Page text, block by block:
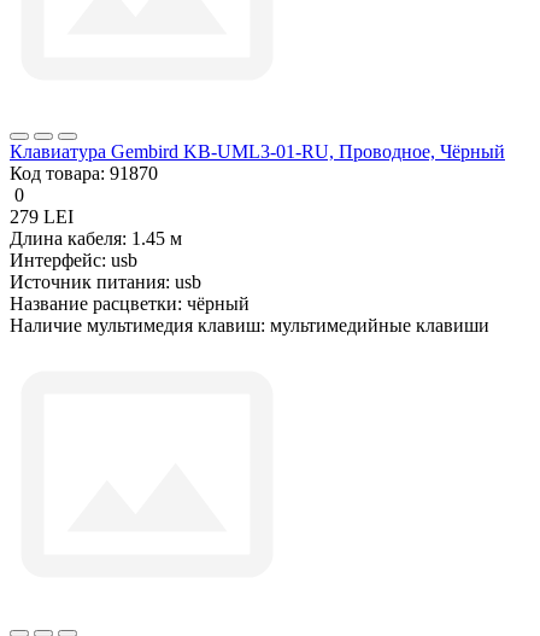
Клавиатура Gembird KB-UML3-01-RU, Проводное, Чёрный
Код товара: 91870
0
279 LEI
Длина кабеля: 1.45 м
Интерфейс: usb
Источник питания: usb
Название расцветки: чёрный
Наличие мультимедия клавиш: мультимедийные клавиши